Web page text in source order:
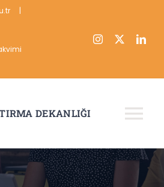
|
DEKANLIĞI